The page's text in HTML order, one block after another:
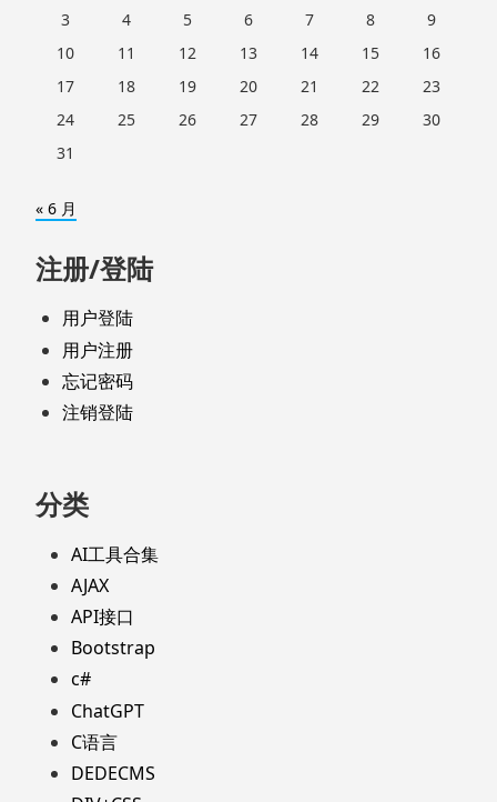
3
4 5 6 7 8
9
10
11 12 13 14 15
16
17
18 19 20 21 22
23
24
25 26 27 28 29
30
31
« 6 月
注册/登陆
用户登陆
用户注册
忘记密码
注销登陆
分类
AI工具合集
AJAX
API接口
Bootstrap
c#
ChatGPT
C语言
DEDECMS